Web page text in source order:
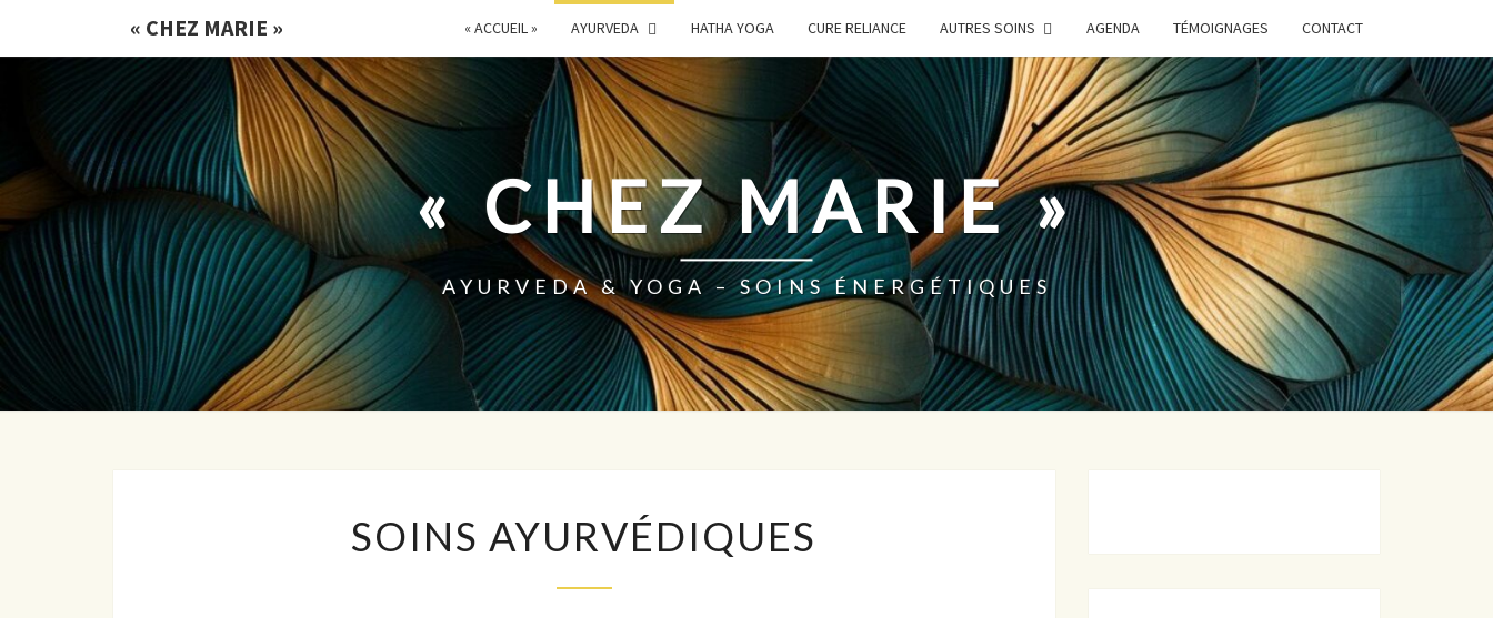
« CHEZ MARIE » « ACCUEIL » AYURVEDA HATHA YOGA CURE RELIANCE AUTRES SOINS AGENDA TÉMOIGNAGES CONTACT
« CHEZ MARIE »
AYURVEDA & YOGA – SOINS ÉNERGÉTIQUES
AYURVÉDIQUES
SOINS AYURVÉDIQUES